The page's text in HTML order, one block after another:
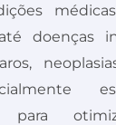
doenças
para